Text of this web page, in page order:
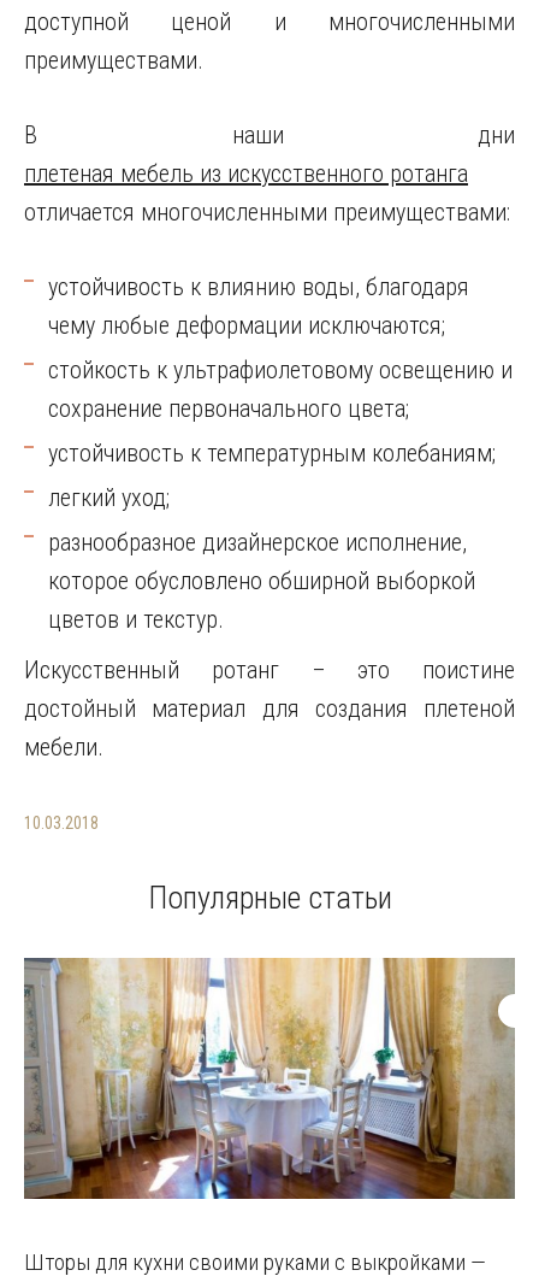
доступной ценой и многочисленными
преимуществами.
В наши дни
плетеная мебель из искусственного ротанга
отличается многочисленными преимуществами:
устойчивость к влиянию воды, благодаря
чему любые деформации исключаются;
стойкость к ультрафиолетовому освещению и
сохранение первоначального цвета;
устойчивость к температурным колебаниям;
легкий уход;
разнообразное дизайнерское исполнение,
которое обусловлено обширной выборкой
цветов и текстур.
Искусственный ротанг – это поистине
достойный материал для создания плетеной
мебели.
10.03.2018
Популярные статьи
Шторы для кухни своими руками с выкройками —